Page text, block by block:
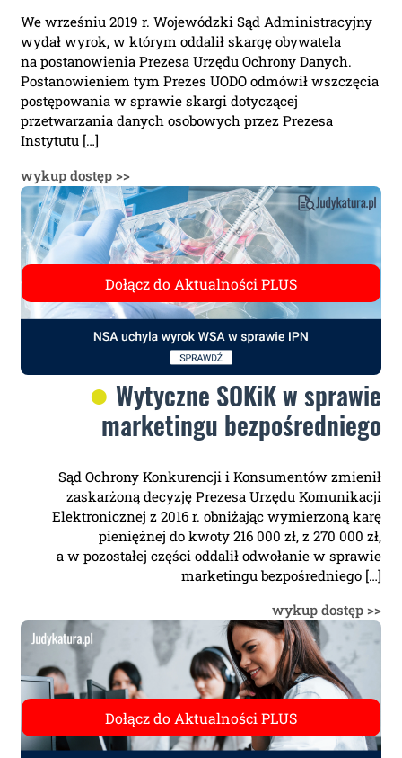
We wrześniu 2019 r. Wojewódzki Sąd Administracyjny
wydał wyrok, w którym oddalił skargę obywatela
na postanowienia Prezesa Urzędu Ochrony Danych.
Postanowieniem tym Prezes UODO odmówił wszczęcia
postępowania w sprawie skargi dotyczącej
przetwarzania danych osobowych przez Prezesa
Instytutu […]
wykup dostęp >>
Wytyczne SOKiK w sprawie
marketingu bezpośredniego
Sąd Ochrony Konkurencji i Konsumentów zmienił
zaskarżoną decyzję Prezesa Urzędu Komunikacji
Elektronicznej z 2016 r. obniżając wymierzoną karę
pieniężnej do kwoty 216 000 zł, z 270 000 zł,
a w pozostałej części oddalił odwołanie w sprawie
marketingu bezpośredniego […]
wykup dostęp >>